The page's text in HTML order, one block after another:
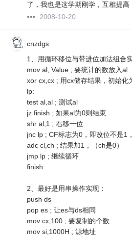
了，我也是这学期刚学，互相提高
2008-10-20
cnzdgs
1、用循环移位与带进位加法组合
mov al, Value ; 要统计的数放入al
xor cx,cx ; 用cx储存结果，初始化
lp:
test al,al ; 测试al
jz finish ; 如果al为0则结束
shr al,1 ; 右移一位
jnc lp ; CF标志为0，即改位不是1
adc cl,ch ; 结果加1，（ch是0）
jmp lp ; 继续循环
finish:
2、最好是用串操作实现：
push ds
pop es ; 让es与ds相同
mov cx,100 ; 要复制的个数
mov si,1000H ; 源地址